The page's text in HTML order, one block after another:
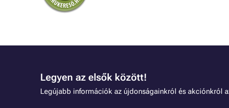
Legyen az elsők között!
Legújabb információk az újdonságainkról és akciónkról